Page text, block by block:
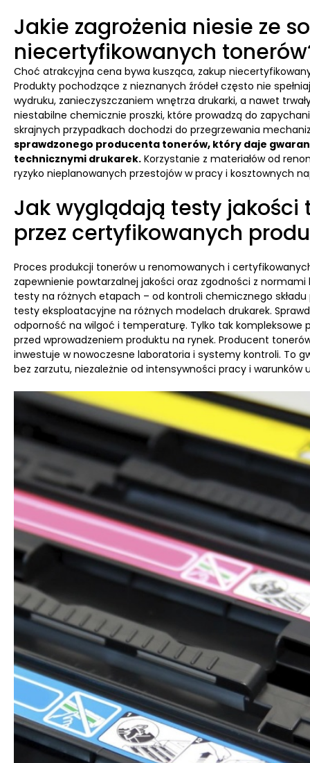
Jakie zagrożenia niesie ze
niecertyfikowanych
Choć atrakcyjna cena bywa kusząca, zakup
Produkty pochodzące z nieznanych źródeł często nie
wydruku, zanieczyszczaniem wnętrza drukarki, a nawet
niestabilne chemicznie proszki, które prowadzą do
skrajnych przypadkach dochodzi do przegrzewania
sprawdzonego producenta tonerów, który daje
technicznymi drukarek. Korzystanie z materiałów od
ryzyko nieplanowanych przestojów w pracy i kosztownych
Jak wyglądają testy
przez certyfikowanych
Proces produkcji tonerów u renomowanych i
zapewnienie powtarzalnej jakości oraz zgodności z
testy na różnych etapach – od kontroli chemicznego
testy eksploatacyjne na różnych modelach drukarek.
odporność na wilgoć i temperaturę. Tylko tak kompleksowe
przed wprowadzeniem produktu na rynek. Producent
inwestuje w nowoczesne laboratoria i systemy kontroli. To
bez zarzutu, niezależnie od intensywności pracy i warunków